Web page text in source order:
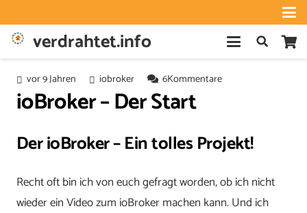
verdrahtet.info
vor 9 Jahren iobroker 6Kommentare
ioBroker – Der Start
Der ioBroker – Ein tolles Projekt!
Recht oft bin ich von euch gefragt worden, ob ich nicht
wieder ein Video zum ioBroker machen kann. Und ich